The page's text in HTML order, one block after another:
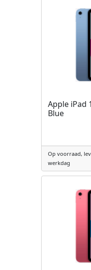
Apple iPad
Blue
Op voorraad,
werkdag